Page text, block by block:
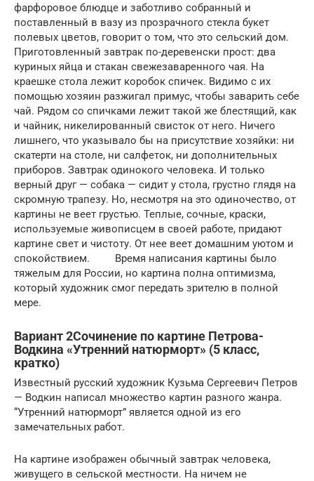
фарфоровое блюдце и заботливо собранный и
поставленный в вазу из прозрачного стекла букет
полевых цветов, говорит о том, что это сельский дом.
Приготовленный завтрак по-деревенски прост: два
куриных яйца и стакан свежезаваренного чая. На
краешке стола лежит коробок спичек. Видимо с их
помощью хозяин разжигал примус, чтобы заварить себе
чай. Рядом со спичками лежит такой же блестящий, как
и чайник, никелированный свисток от него. Ничего
лишнего, что указывало бы на присутствие хозяйки: ни
скатерти на столе, ни салфеток, ни дополнительных
приборов. Завтрак одинокого человека. И только
верный друг — собака — сидит у стола, грустно глядя на
скромную трапезу. Но, несмотря на это одиночество, от
картины не веет грустью. Теплые, сочные, краски,
используемые живописцем в своей работе, придают
картине свет и чистоту. От нее веет домашним уютом и
спокойствием. Время написания картины было
тяжелым для России, но картина полна оптимизма,
который художник смог передать зрителю в полной
мере.
Вариант 2Сочинение по картине Петрова-
Водкина «Утренний натюрморт» (5 класс,
кратко)
Известный русский художник Кузьма Сергеевич Петров
— Водкин написал множество картин разного жанра.
“Утренний натюрморт” является одной из его
замечательных работ.
На картине изображен обычный завтрак человека,
живущего в сельской местности. На ничем не